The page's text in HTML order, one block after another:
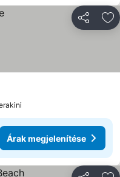
Árak megjelenítése